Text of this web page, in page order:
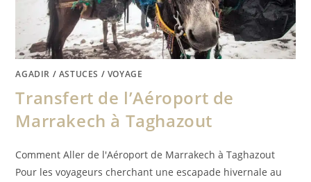
AGADIR / ASTUCES / VOYAGE
Transfert de l’Aéroport de
Marrakech à Taghazout
Comment Aller de l'Aéroport de Marrakech à Taghazout
Pour les voyageurs cherchant une escapade hivernale au